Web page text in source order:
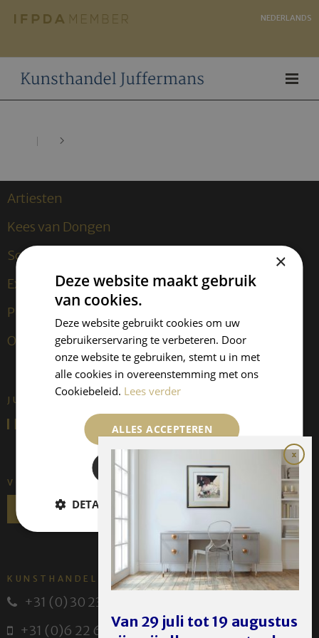
NEDERLANDS
Artiesten
Kees van Dongen
Sculpturen
Exposities
Publicaties
Over ons
JUFFERMANS FINE ART IS:
VOLG ONS
KUNSTHANDEL JUFFERMANS
+31 (0) 30 231 14 63
+31 (0)6 22 614 582
Van 29 juli tot 19 augustus
×
Deze website maakt gebruik
van cookies.
Deze website gebruikt cookies om uw
gebruikerservaring te verbeteren. Door
onze website te gebruiken, stemt u in met
alle cookies in overeenstemming met ons
Cookiebeleid. Lees verder
ALLES ACCEPTEREN
ALLES AFWIJZEN
DETAILS WEERGEVEN